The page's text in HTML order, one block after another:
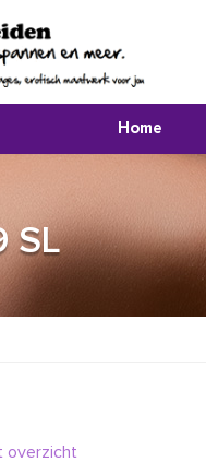
Home
SL
overzicht